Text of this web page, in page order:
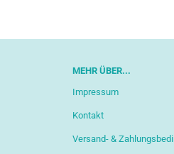
MEHR ÜBER...
Impressum
Kontakt
Versand- &